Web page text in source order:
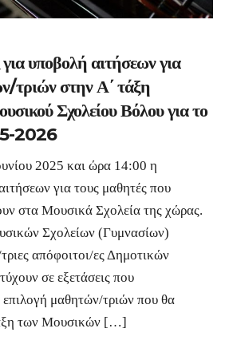
υποβολή αιτήσεων για
τριών στην Α΄ τάξη
Σχολείου Βόλου για το
2026
2025 και ώρα 14:00 η
για τους μαθητές που
στα Μουσικά Σχολεία της χώρας.
Σχολείων (Γυμνασίων)
απόφοιτοι/ες Δημοτικών
σε εξετάσεις που
επιλογή μαθητών/τριών που θα
των Μουσικών […]